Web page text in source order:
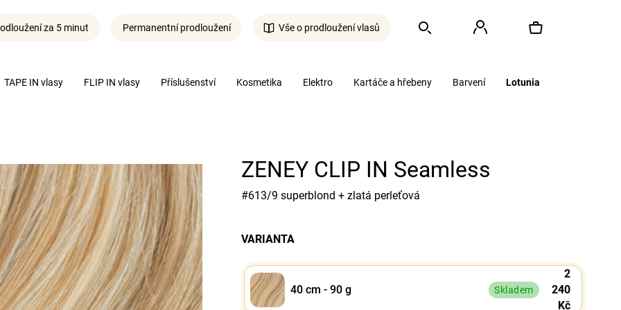
TAPE IN vlasy FLIP IN vlasy Příslušenství Kosmetika Elektro Kartáče a hřebeny Barvení Lotunia
za 5 minut Permanentní prodloužení Vše o prodloužení vlasů
Hledat PřihlášeníNákupní
ZENEY CLIP IN Seamless
#613/9 superblond + zlatá perleťová
VARIANTA
40 cm - 90 g Skladem
2
240
Kč
Co potřebujete najít?